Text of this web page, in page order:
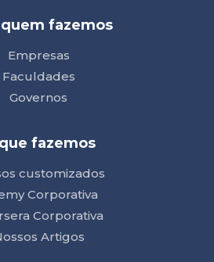
quem fazemos
Empresas
Faculdades
Governos
fazemos
customizados
Corporativa
Corporativa
Artigos